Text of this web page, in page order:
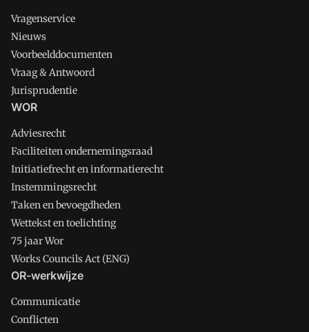
Vragenservice
Nieuws
Voorbeelddocumenten
Vraag & Antwoord
Jurisprudentie
WOR
Adviesrecht
Faciliteiten ondernemingsraad
Initiatiefrecht en informatierecht
Instemmingsrecht
Taken en bevoegdheden
Wettekst en toelichting
75 jaar Wor
Works Councils Act (ENG)
OR-werkwijze
Communicatie
Conflicten